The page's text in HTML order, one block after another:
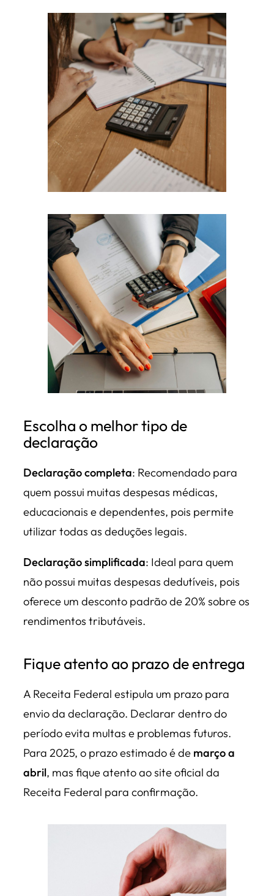
Escolha o melhor tipo de
declaração
Declaração completa: Recomendado para
quem possui muitas despesas médicas,
educacionais e dependentes, pois permite
utilizar todas as deduções legais.
Declaração simplificada: Ideal para quem
não possui muitas despesas dedutíveis, pois
oferece um desconto padrão de 20% sobre os
rendimentos tributáveis.
Fique atento ao prazo de entrega
A Receita Federal estipula um prazo para
envio da declaração. Declarar dentro do
período evita multas e problemas futuros.
Para 2025, o prazo estimado é de março a
abril, mas fique atento ao site oficial da
Receita Federal para confirmação.